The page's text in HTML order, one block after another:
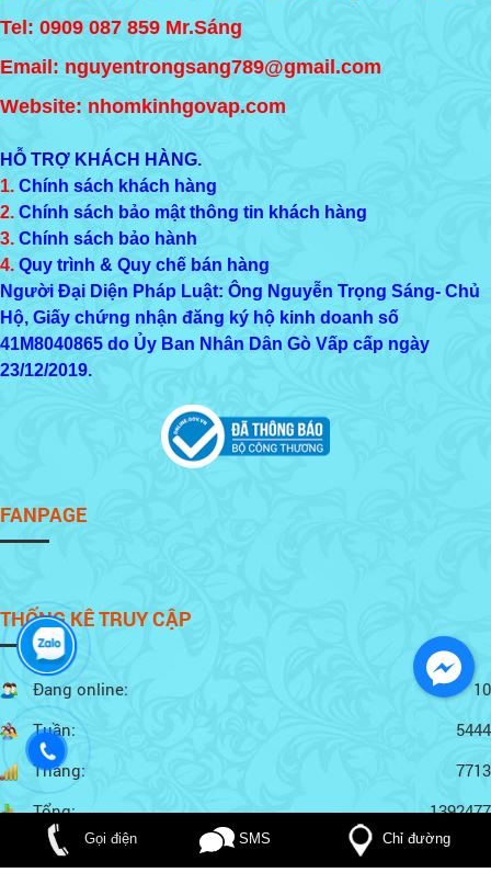
Tel: 0909 087 859 Mr.Sáng
Email: nguyentrongsang789@gmail.com
Website: nhomkinhgovap.com
HỖ TRỢ KHÁCH HÀNG.
1. Chính sách khách hàng
2. Chính sách bảo mật thông tin khách hàng
3. Chính sách bảo hành
4. Quy trình & Quy chế bán hàng
Người Đại Diện Pháp Luật: Ông Nguyễn Trọng Sáng- Chủ
Hộ, Giấy chứng nhận đăng ký hộ kinh doanh số
41M8040865 do Ủy Ban Nhân Dân Gò Vấp cấp ngày
23/12/2019.
FANPAGE
THỐNG KÊ TRUY CẬP
Đang online:
10
Tuần:
5444
Tháng:
7713
Tổng:
1392477
Gọi điện SMS Chỉ đường